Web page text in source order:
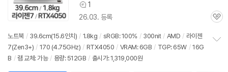
상
품
견
1
26.03. 등록
관
노트북 / 39.6cm(15.6인치) / 1.8kg / sRGB: 100% / 300nit / AMD / 라이젠
7(Zen3+) / 170 (4.75GHz) / RTX4050 / VRAM: 6GB / TGP: 65W / 16G
B / 램 교체: 가능 / 용량: 512GB / 출시가: 1,319,000원